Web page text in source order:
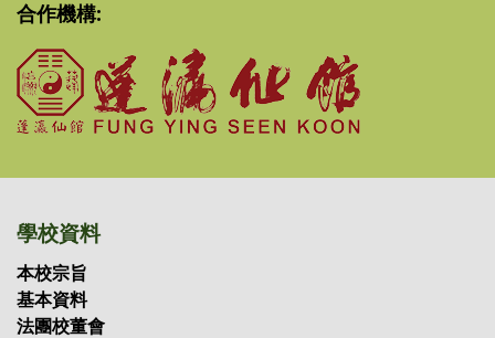
合作機構:
學校資料
本校宗旨
基本資料
法團校董會